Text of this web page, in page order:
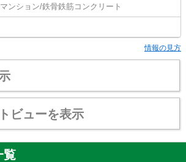
ンション/鉄骨鉄筋コンクリート
情報の見方
ビューを表示
覧